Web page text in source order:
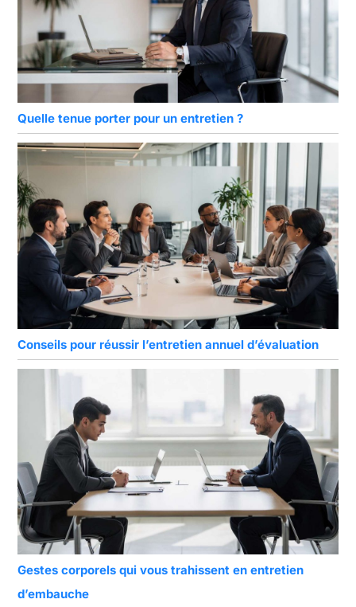
Quelle tenue porter pour un entretien ?
Conseils pour réussir l’entretien annuel d’évaluation
Gestes corporels qui vous trahissent en entretien
d’embauche